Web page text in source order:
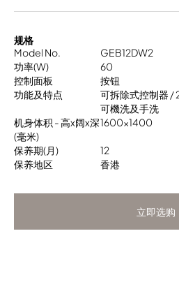
规格
Model No.
GEB12DW2
功率(W)
60
控制面板
按钮
功能及特点
可拆除式控制器 /
可機洗及手洗
机身体积 - 高x阔x深
(毫米)
1600x1400
保养期(月)
12
保养地区
香港
立即选购
立即选购